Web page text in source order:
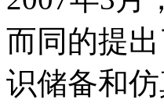
而同的提
识储备和